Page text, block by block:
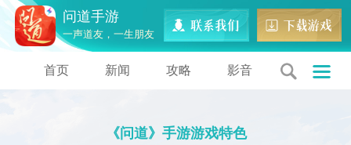
问道手游
一声道友，一生朋友
首页 新闻 攻略 影音
《问道》手游游戏特色